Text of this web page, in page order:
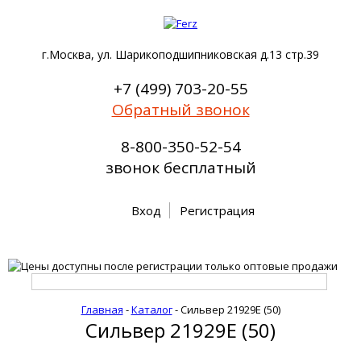
г.Москва, ул. Шарикоподшипниковская д.13 стр.39
+7 (499) 703-20-55
Обратный звонок
8-800-350-52-54
звонок бесплатный
Вход Регистрация
Главная -Каталог-Сильвер 21929E (50)
Сильвер 21929E (50)